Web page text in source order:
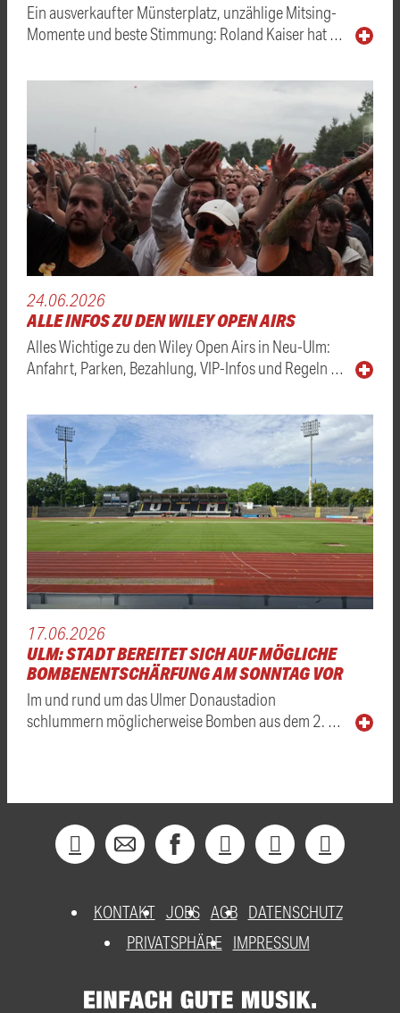
Ein ausverkaufter Münsterplatz, unzählige Mitsing-
Momente und beste Stimmung: Roland Kaiser hat …
24.06.2026
ALLE INFOS ZU DEN WILEY OPEN AIRS
Alles Wichtige zu den Wiley Open Airs in Neu-Ulm:
Anfahrt, Parken, Bezahlung, VIP-Infos und Regeln …
17.06.2026
ULM: STADT BEREITET SICH AUF MÖGLICHE
BOMBENENTSCHÄRFUNG AM SONNTAG VOR
Im und rund um das Ulmer Donaustadion
schlummern möglicherweise Bomben aus dem 2. …
KONTAKT JOBS AGB DATENSCHUTZ
PRIVATSPHÄRE
IMPRESSUM